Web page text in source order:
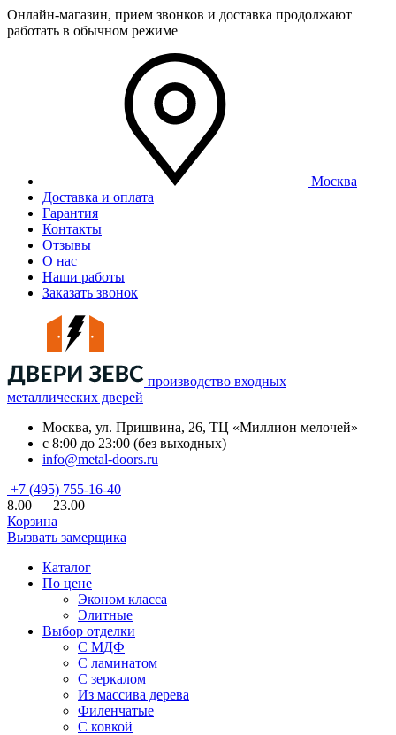
Онлайн-магазин, прием звонков и доставка продолжают
работать в обычном режиме
Москва
Доставка и оплата
Гарантия
Контакты
Отзывы
О нас
Наши работы
Заказать звонок
производство входных
металлических дверей
Москва, ул. Пришвина, 26, ТЦ «Миллион мелочей»
с 8:00 до 23:00 (без выходных)
info@metal-doors.ru
+7 (495) 755-16-40
8.00 — 23.00
Корзина
Вызвать замерщика
Каталог
По цене
Эконом класса
Элитные
Выбор отделки
С МДФ
С ламинатом
С зеркалом
Из массива дерева
Филенчатые
С ковкой